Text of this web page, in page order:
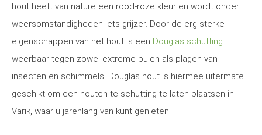
hout heeft van nature een rood-roze kleur en wordt onder
weersomstandigheden iets grijzer. Door de erg sterke
eigenschappen van het hout is een Douglas schutting
weerbaar tegen zowel extreme buien als plagen van
insecten en schimmels. Douglas hout is hiermee uitermate
geschikt om een houten te schutting te laten plaatsen in
Varik, waar u jarenlang van kunt genieten.